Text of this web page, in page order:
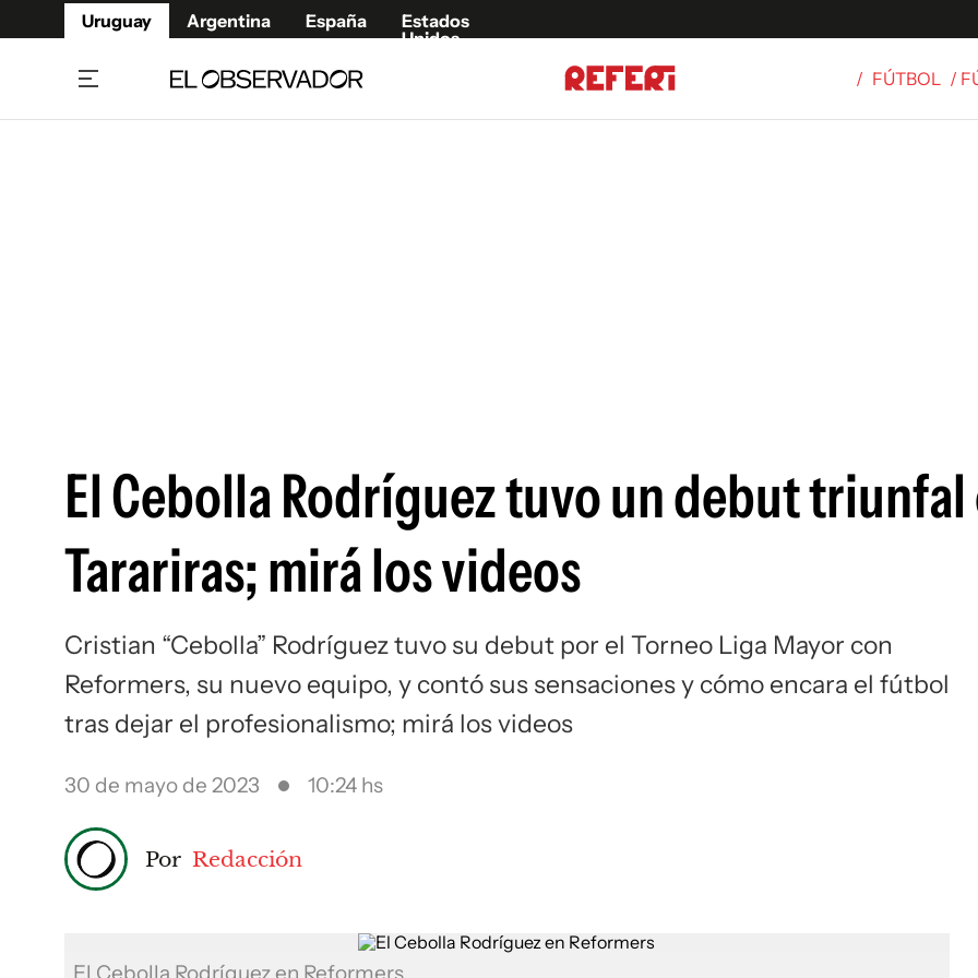
Uruguay Argentina España
Estados
Unidos
/ FÚTBOL /
El Cebolla Rodríguez tuvo un debut triunfal
Tarariras; mirá los videos
Cristian “Cebolla” Rodríguez tuvo su debut por el Torneo Liga Mayor con
Reformers, su nuevo equipo, y contó sus sensaciones y cómo encara el fútbol
tras dejar el profesionalismo; mirá los videos
30 de mayo de 2023 10:24 hs
Por Redacción